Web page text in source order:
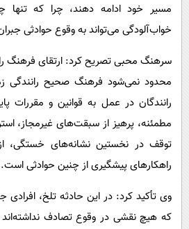
مسیر خود ادامه دهند، چرا که تنها
خواب‌آلودگی می‌تواند به وقوع حوادثی
سرهنگ محبی تصریح کرد: ارتقای فرهنگ
محدود نمی‌شود فرهنگ صحیح رانندگی
رانندگان در عمل به قوانین و مقررات
مطمئنه، پرهیز از سبقت‌های غیرمجاز،
توقف در نخستین نشانه‌های خستگی، از
راهکارهای پیشگیری از چنین حوادثی است.
وی تأکید کرد: در این حادثه تلخ، افرادی
که هیچ نقشی در وقوع تصادف